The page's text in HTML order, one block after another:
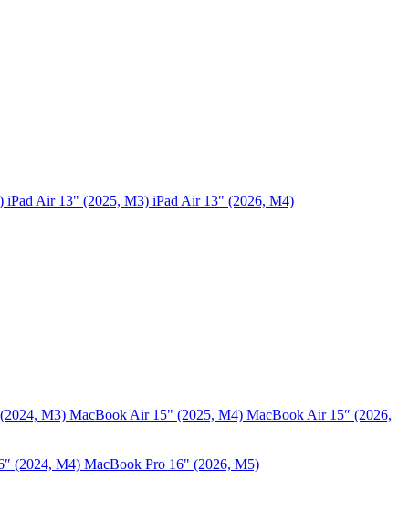
iPad Air 13" (2025, M3) iPad Air 13" (2026, M4)
M3) MacBook Air 15" (2025, M4) MacBook Air 15″ (2026,
(2024, M4) MacBook Pro 16" (2026, M5)